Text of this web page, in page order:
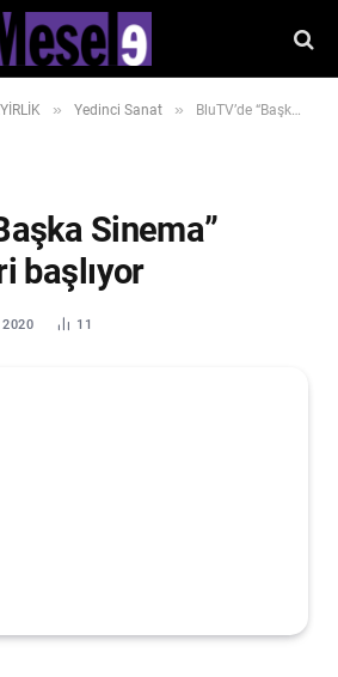
» Yedinci Sanat » BluTV’de “Başka Sinema” gösterimleri başlıyor
Sinema”
başlıyor
11